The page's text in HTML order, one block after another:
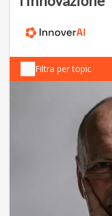
Filtra per topic